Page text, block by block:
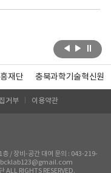
재단 충북과학기술혁신원
거부 이용약관
층 / 장비-공간 대여 문의 : 043-219-
cbcklab123@gmail.com
ALL RIGHTS RESERVED.